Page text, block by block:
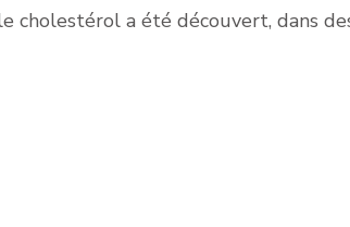
cholestérol a été découvert, dans